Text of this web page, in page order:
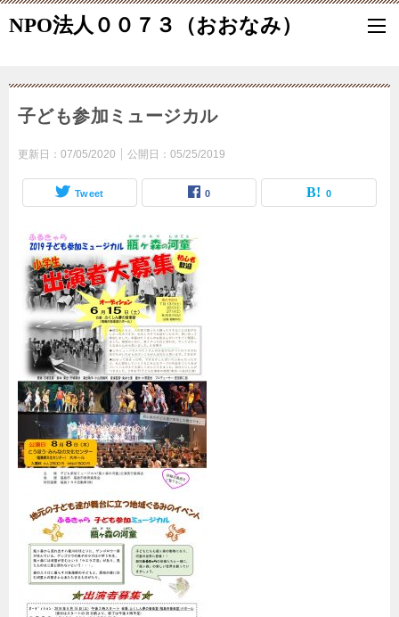
NPO法人００７３（おおなみ）
子ども参加ミュージカル
更新日： 07/05/2020 公開日： 05/25/2019
Tweet 0 0